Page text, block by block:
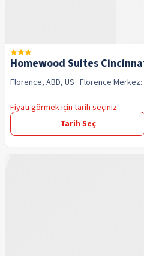
Homewood Suites
Florence, ABD, US · Florence Merkez:
Fiyatı görmek için tarih seçiniz
Tarih Seç